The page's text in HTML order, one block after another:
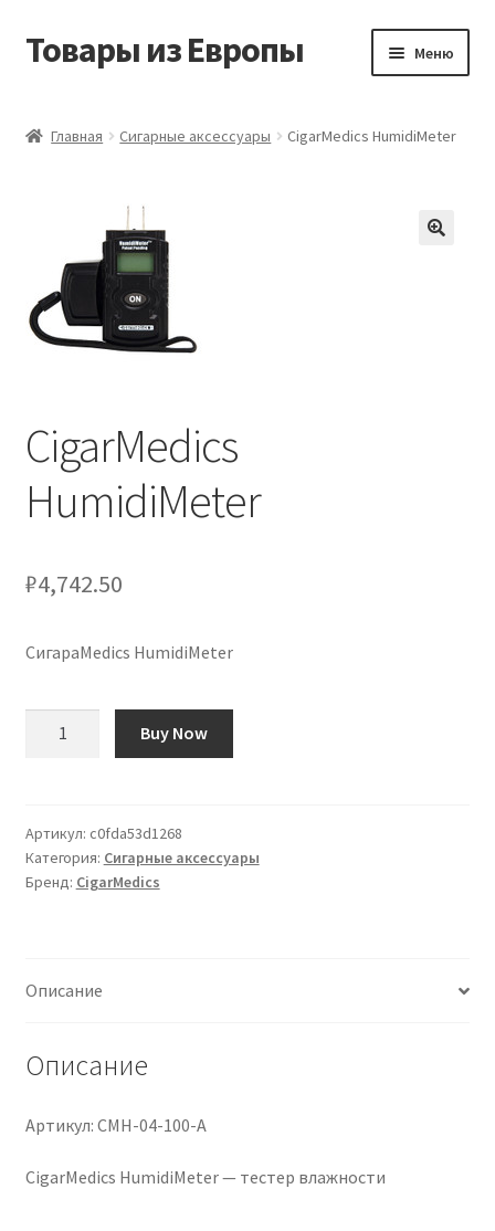
Перейти
Перейти
Товары из Европы Меню
Заказать товары из Европы
Контакты
Корзина
Оставить отзыв
Оформление заказа
Подтверждение заказа
Главная Сигарные аксессуары CigarMedics HumidiMeter
CigarMedics
HumidiMeter
₽4,742.50
СигараMedics HumidiMeter
Buy Now
Артикул: c0fda53d1268
Категория: Сигарные аксессуары
Бренд: CigarMedics
Описание
Описание
Артикул: CMH-04-100-A
CigarMedics HumidiMeter — тестер влажности